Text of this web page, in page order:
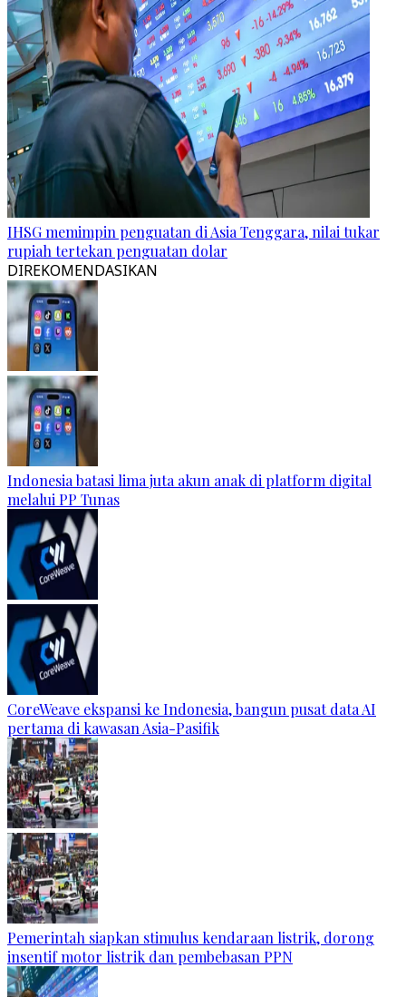
IHSG memimpin penguatan di Asia Tenggara, nilai tukar
rupiah tertekan penguatan dolar
DIREKOMENDASIKAN
Indonesia batasi lima juta akun anak di platform digital
melalui PP Tunas
CoreWeave ekspansi ke Indonesia, bangun pusat data AI
pertama di kawasan Asia-Pasifik
Pemerintah siapkan stimulus kendaraan listrik, dorong
insentif motor listrik dan pembebasan PPN